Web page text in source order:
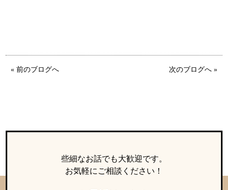
ウィッシュの婚活メソッド ご成婚までの流れ
親御様から始める婚活 プラチナ倶楽部
« 前のブログへ 次のブログへ »
些細なお話でも大歓迎です。
お気軽にご相談ください！